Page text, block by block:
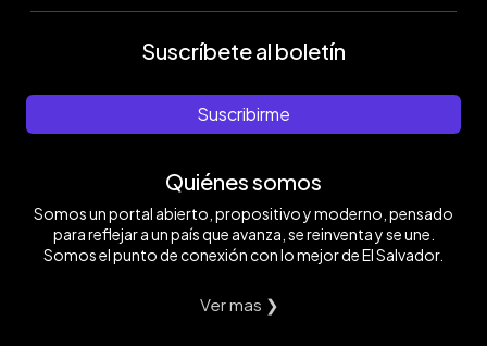
Suscríbete al boletín
Suscribirme
Quiénes somos
Somos un portal abierto, propositivo y moderno, pensado
para reflejar a un país que avanza, se reinventa y se une.
Somos el punto de conexión con lo mejor de El Salvador.
Ver mas ❯